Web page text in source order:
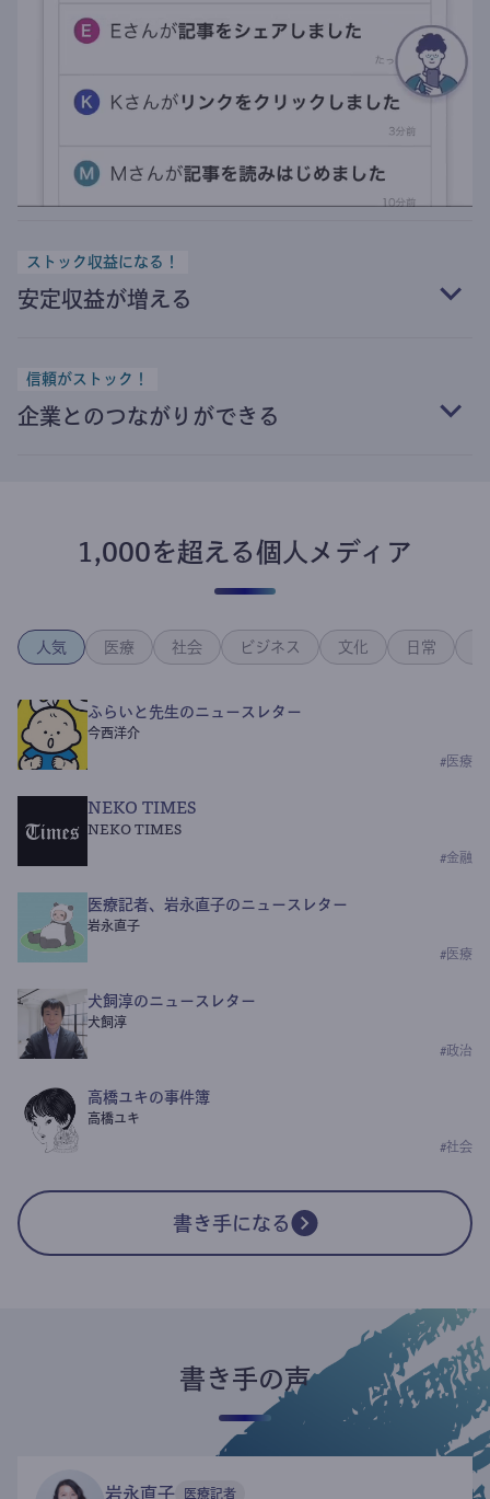
ストック収益になる！
安定収益が増える
信頼がストック！
企業とのつながりができる
1,000を超える個人メディア
人気 医療 社会 ビジネス 文化 日常
ふらいと先生のニュースレター
今西洋介
# 医療
NEKO TIMES
NEKO TIMES
#金融
医療記者、岩永直子のニュースレター
岩永直子
# 医療
犬飼淳のニュースレター
犬飼淳
#政治
高橋ユキの事件簿
高橋ユキ
#社会
書き手になる
書き手の声
岩永直子 医療記者